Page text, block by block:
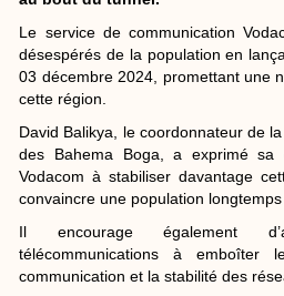
Le service de communication
désespérés de la population en
03 décembre 2024, promettant une
cette région.
David Balikya, le coordonnateur de
des Bahema Boga, a exprimé sa
Vodacom à stabiliser davantage
convaincre une population
Il encourage également
télécommunications à
communication et la stabilité des